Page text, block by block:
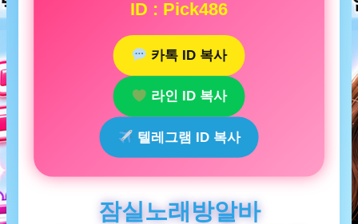
ID : Pick486
카톡 ID 복사
라인 ID 복사
텔레그램 ID 복사
잠실노래방알바